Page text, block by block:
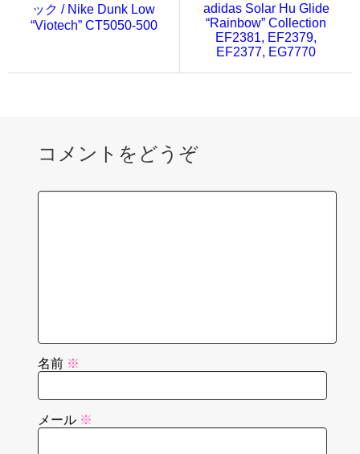
ック / Nike Dunk Low
“Viotech” CT5050-500
adidas Solar Hu Glide
“Rainbow” Collection
EF2381, EF2379,
EF2377, EG7770
コメントをどうぞ
名前 ※
メール ※